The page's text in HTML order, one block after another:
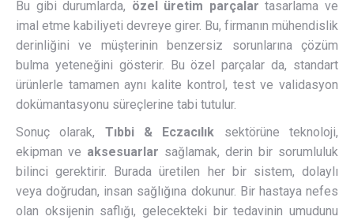
Bu gibi durumlarda, özel üretim parçalar tasarlama ve
imal etme kabiliyeti devreye girer. Bu, firmanın mühendislik
derinliğini ve müşterinin benzersiz sorunlarına çözüm
bulma yeteneğini gösterir. Bu özel parçalar da, standart
ürünlerle tamamen aynı kalite kontrol, test ve validasyon
dokümantasyonu süreçlerine tabi tutulur.
Sonuç olarak, Tıbbi & Eczacılık sektörüne teknoloji,
ekipman ve aksesuarlar sağlamak, derin bir sorumluluk
bilinci gerektirir. Burada üretilen her bir sistem, dolaylı
veya doğrudan, insan sağlığına dokunur. Bir hastaya nefes
olan oksijenin saflığı, gelecekteki bir tedavinin umudunu